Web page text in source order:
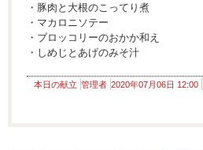
・豚肉と大根のこってり煮
・マカロニソテー
・ブロッコリーのおかか和え
・しめじとあげのみそ汁
本日の献立 管理者 2020年07月06日 12:00